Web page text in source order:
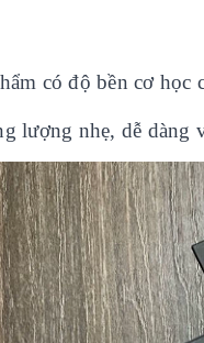
có độ bền cơ
lượng nhẹ, dễ dàng